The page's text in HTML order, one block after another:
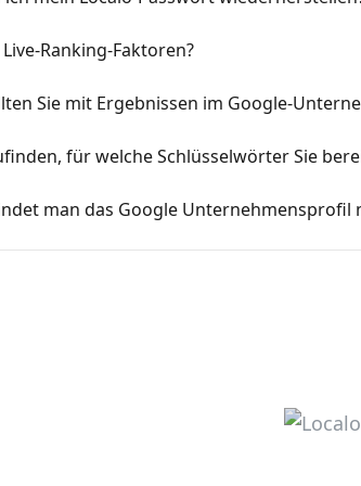
Ranking-Faktoren?
Sie mit Ergebnissen im Google-
für welche Schlüsselwörter Sie
man das Google Unternehmensprofil